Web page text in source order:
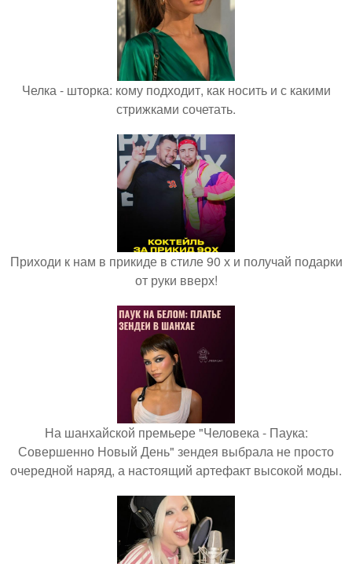
Челка - шторка: кому подходит, как носить и с какими
стрижками сочетать.
Приходи к нам в прикиде в стиле 90 х и получай подарки
от руки вверх!
На шанхайской премьере "Человека - Паука:
Совершенно Новый День" зендея выбрала не просто
очередной наряд, а настоящий артефакт высокой моды.